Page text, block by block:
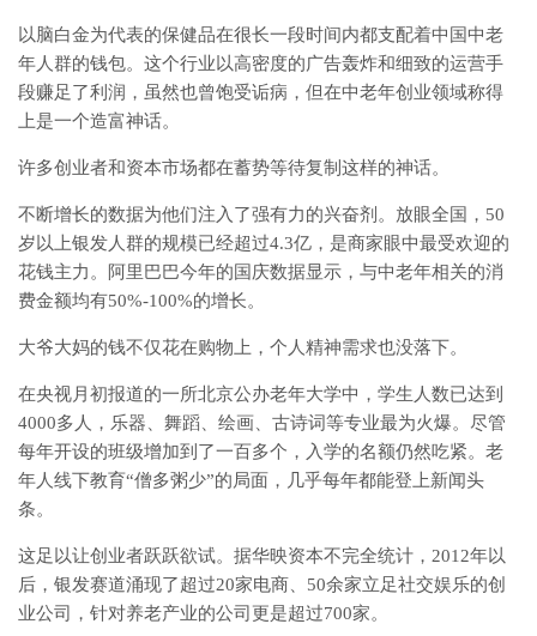
以脑白金为代表的保健品在很长一段时间内都支配着中国中老
年人群的钱包。这个行业以高密度的广告轰炸和细致的运营手
段赚足了利润，虽然也曾饱受诟病，但在中老年创业领域称得
上是一个造富神话。
许多创业者和资本市场都在蓄势等待复制这样的神话。
不断增长的数据为他们注入了强有力的兴奋剂。放眼全国，50
岁以上银发人群的规模已经超过4.3亿，是商家眼中最受欢迎的
花钱主力。阿里巴巴今年的国庆数据显示，与中老年相关的消
费金额均有50%-100%的增长。
大爷大妈的钱不仅花在购物上，个人精神需求也没落下。
在央视月初报道的一所北京公办老年大学中，学生人数已达到
4000多人，乐器、舞蹈、绘画、古诗词等专业最为火爆。尽管
每年开设的班级增加到了一百多个，入学的名额仍然吃紧。老
年人线下教育“僧多粥少”的局面，几乎每年都能登上新闻头
条。
这足以让创业者跃跃欲试。据华映资本不完全统计，2012年以
后，银发赛道涌现了超过20家电商、50余家立足社交娱乐的创
业公司，针对养老产业的公司更是超过700家。